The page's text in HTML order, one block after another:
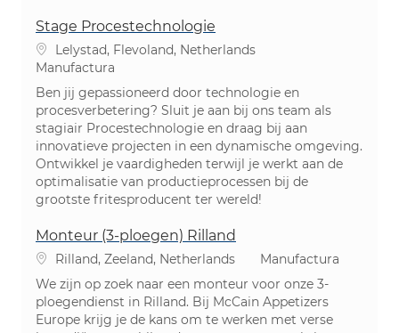
Stage Procestechnologie
Ubicación
Lelystad, Flevoland, Netherlands
Categoría
Manufactura
Ben jij gepassioneerd door technologie en
procesverbetering? Sluit je aan bij ons team als
stagiair Procestechnologie en draag bij aan
innovatieve projecten in een dynamische omgeving.
Ontwikkel je vaardigheden terwijl je werkt aan de
optimalisatie van productieprocessen bij de
grootste fritesproducent ter wereld!
Monteur (3-ploegen) Rilland
Ubicación
Rilland, Zeeland, Netherlands Categoría
Manufactura
We zijn op zoek naar een monteur voor onze 3-
ploegendienst in Rilland. Bij McCain Appetizers
Europe krijg je de kans om te werken met verse